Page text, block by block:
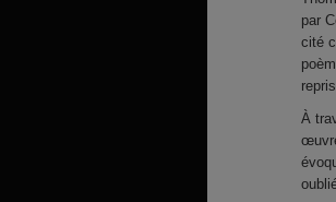
par
cité
À